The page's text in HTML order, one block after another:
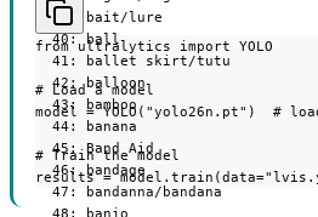
from ultralytics import YOLO
# Load a model
model = YOLO("yolo26n.pt")  #
# Train the model
results =